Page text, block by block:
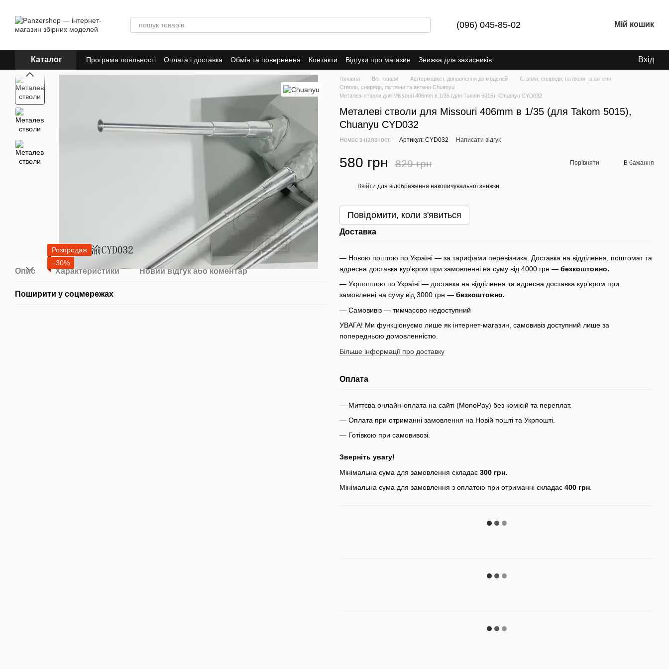
(096) 045-85-02 Мій кошик
Каталог Програма лояльності Оплата і доставка Обмін та повернення Контакти Відгуки про магазин Знижка для захисників Вхід
Розпродаж
−30%
Опис Характеристики Новий відгук або коментар
Поширити у соцмережах
Головна Всі товари Афтермаркет, доповнення до моделей
Стволи, снаряди, патрони та антени
Стволи, снаряди, патрони та антени Chuanyu
Металеві стволи для Missouri 406mm в 1/35 (для Takom 5015), Chuanyu CYD032
Металеві стволи для Missouri 406mm в 1/35 (для Takom 5015),
Chuanyu CYD032
Немає в наявності Артикул: CYD032 Написати відгук
580 грн 829 грн Порівняти В бажання
Ввійти для відображення накопичувальної знижки
Повідомити, коли з'явиться
Доставка
— Новою поштою по Україні — за тарифами перевізника. Доставка на відділення, поштомат та
адресна доставка кур'єром при замовленні на суму від 4000 грн — безкоштовно.
— Укрпоштою по Україні — доставка на відділення та адресна доставка кур'єром при
замовленні на суму від 3000 грн — безкоштовно.
— Самовивіз — тимчасово недоступний
УВАГА! Ми функціонуємо лише як інтернет-магазин, самовивіз доступний лише за
попередньою домовленністю.
Більше інформації про доставку
Оплата
— Миттєва онлайн-оплата на сайті (MonoPay) без комісій та переплат.
— Оплата при отриманні замовлення на Новій пошті та Укрпошті.
— Готівкою при самовивозі.
Зверніть увагу!
Мінімальна сума для замовлення складає 300 грн.
Мінімальна сума для замовлення з оплатою при отриманні складає 400 грн